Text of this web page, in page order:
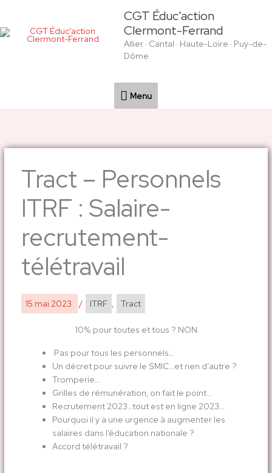
contenu
CGT Éduc'action
Clermont-Ferrand
Allier · Cantal · Haute-Loire · Puy-de-
Dôme
Menu
Menu
Tract – Personnels
ITRF : Salaire-
recrutement-
télétravail
15 mai 2023 / ITRF , Tract
10% pour toutes et tous ? NON
Pas pour tous les personnels…
Un décret pour suivre le SMIC…et rien d’autre ?
Tromperie…
Grilles de rémunération, on fait le point…
Recrutement 2023…tout est en ligne 2023…
Pourquoi il y a une urgence à augmenter les
salaires dans l’éducation nationale ?
Accord télétravail ?